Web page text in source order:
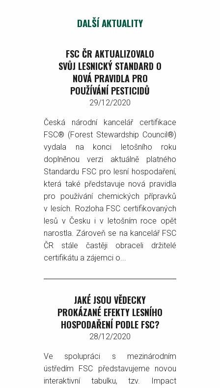
DALŠÍ AKTUALITY
FSC ČR AKTUALIZOVALO
SVŮJ LESNICKÝ STANDARD O
NOVÁ PRAVIDLA PRO
POUŽÍVÁNÍ PESTICIDŮ
29/12/2020
Česká národní kancelář certifikace
FSC® (Forest Stewardship Council®)
vydala na konci letošního roku
doplněnou verzi aktuálně platného
Standardu FSC pro lesní hospodaření,
která také představuje nová pravidla
pro používání chemických přípravků
v lesích. Rozloha FSC certifikovaných
lesů v Česku i v letošním roce opět
narostla. Zároveň se na kancelář FSC
ČR stále častěji obraceli držitelé
certifikátu a zájemci o...
JAKÉ JSOU VĚDECKY
PROKÁZANÉ EFEKTY LESNÍHO
HOSPODAŘENÍ PODLE FSC?
28/12/2020
Ve spolupráci s mezinárodním
ústředím FSC představujeme novou
interaktivní tabulku, tzv. Impact